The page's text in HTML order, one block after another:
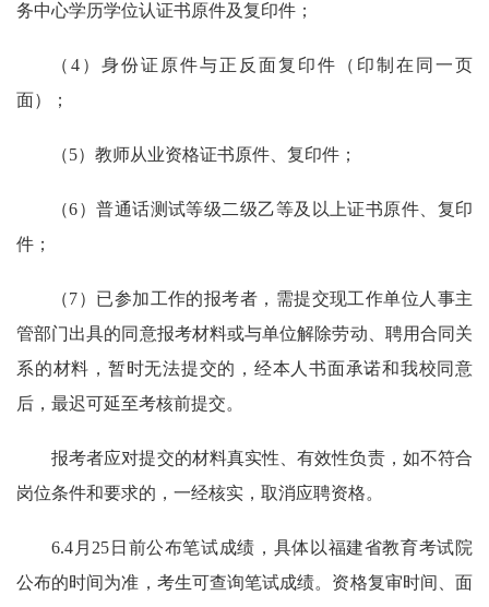
务中心学历学位认证书原件及复印件；
（4）身份证原件与正反面复印件（印制在同一页
面）；
（5）教师从业资格证书原件、复印件；
（6）普通话测试等级二级乙等及以上证书原件、复印
件；
（7）已参加工作的报考者，需提交现工作单位人事主
管部门出具的同意报考材料或与单位解除劳动、聘用合同关
系的材料，暂时无法提交的，经本人书面承诺和我校同意
后，最迟可延至考核前提交。
报考者应对提交的材料真实性、有效性负责，如不符合
岗位条件和要求的，一经核实，取消应聘资格。
6.4月25日前公布笔试成绩，具体以福建省教育考试院
公布的时间为准，考生可查询笔试成绩。资格复审时间、面